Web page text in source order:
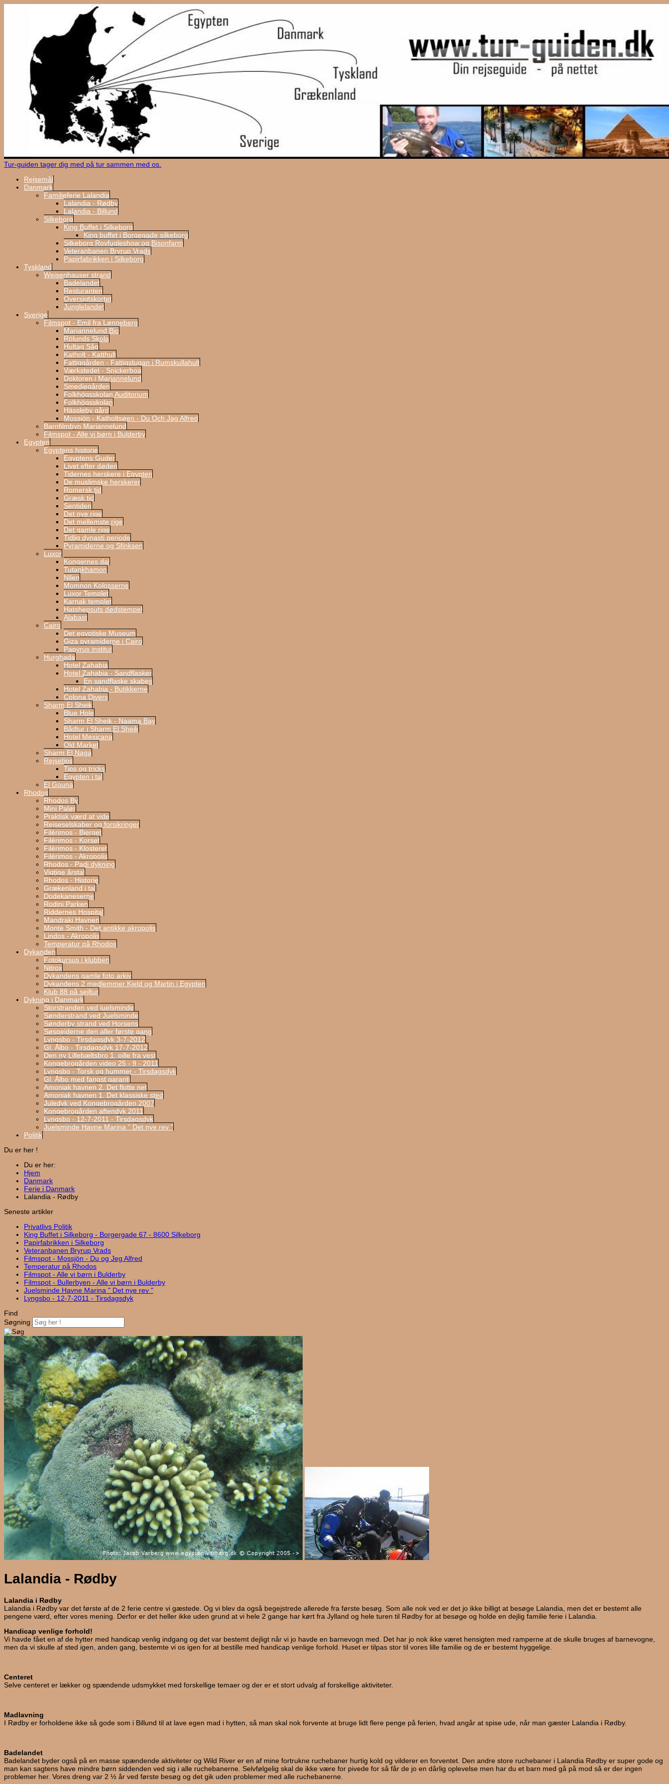
Tur-guiden tager dig med på tur sammen med os.
Rejsemål
Danmark
Familieferie Lalandia
Lalandia - Rødby
Lalandia - Billund
Silkeborg
King Buffet i Silkeborg
King buffet i Borgegade silkeborg
Silkeborg Rovfugleshow og Bisonfarm
Veteranbanen Bryrup Vrads
Papirfabrikken i Silkeborg
Tyskland
Weisenhauser strand
Badelandet
Resturanten
Oversigtskortet
Junglelandet
Sverige
Filmspot - Emil fra Lønneberg
Mariannelund Bio
Rölunds Skola
Hultag Såg
Katholt - Katthult
Fattiggården - Fattigstugan i Rumskullahult
Værkstedet - Snickerboa
Doktoren i Mariannelund
Smedjegården
Folkhögsskolan Auditorium
Folkhögsskolan
Hässleby gård
Mossjön - Katholtsøen - Du Och Jag Alfred
Barnfilmbyn Mariannelund
Filmspot - Alle vi børn i Bulderby
Egypten
Egyptens historie
Egyptens Guder
Livet efter døden
Tidernes herskere i Egypten
De muslimske herskerer
Romersk tid
Græsk tid
Sentiden
Det nye rige
Det mellemste rige
Det gamle rige
Tidlig dynasti periode
Pyramiderne og Sfinksen
Luxor
Kongernes dal
Tutankhamon
Nilen
Momnon Kolosserne
Luxor Templet
Karnak templet
Hatshepsuts dødstempel
Alabast
Cairo
Det egyptiske Museum
Giza pyramiderne i Cairo
Papyrus institut
Hurghada
Hotel Zahabia
Hotel Zahabia - Sandflasker
En sandflaske skabes
Hotel Zahabia - Butikkerne
Colona Divers
Sharm El Sheik
Blue Hole
Sharm El Sheik - Naama Bay
Bådtur i Sharm El Sheik
Hotel Mexicana
Old Market
Sharm El Naga
Rejsetips
Tips og tricks
Egypten i tal
El Gouna
Rhodos
Rhodos By
Mini Palør
Praktisk værd at vide
Rejseselskaber og forsikringer
Filérimos - Bjerget
Filérimos - Korset
Filérimos - Klosteret
Filérimos - Akropolis
Rhodos - Padi dykning
Vigtige årstal
Rhodos - Historie
Grækenland i tal
Dodekaneserne
Rodini Parken
Riddernes Hospital
Mandraki Havnen
Monte Smith - Det antikke akropolis
Lindos - Akropolis
Temperatur på Rhodos
Dykanden
Fotokursus i klubben
Nitrox
Dykandens gamle foto arkiv
Dykandens 2 medlemmer Kjeld og Martin i Egypten
Klub 88 på sejltur
Dykning i Danmark
Storstranden ved juelsminde
Sønderstrand ved Juelsminde
Sønderby strand ved Horsens
Søspejderne den aller første gang
Lyngsbo - Tirsdagsdyk 3-7-2012
Gl. Ålbo - Tirsdagsdyk 17-7-2012
Den ny Lillebæltsbro 1. pille fra vest
Kongebrogården video 25 - 9 - 2011
Lyngsbo - Torsk og hummer - Tirsdagsdyk
Gl. Ålbo med fangst garanti
Amoniak havnen 2. Det flotte net
Amoniak havnen 1. Det klassiske sted
Juledyk ved Kongebrogården 2007
Kongebrogården aftendyk 2011
Lyngsbo - 12-7-2011 - Tirsdagsdyk
Juelsminde Havne Marina " Det nye rev "
Politik
Du er her !
Du er her:
Hjem
Danmark
Ferie i Danmark
Lalandia - Rødby
Seneste artikler
Privatlivs Politik
King Buffet i Silkeborg - Borgergade 67 - 8600 Silkeborg
Papirfabrikken i Silkeborg
Veteranbanen Bryrup Vrads
Filmspot - Mossjön - Du og Jeg Alfred
Temperatur på Rhodos
Filmspot - Alle vi børn i Bulderby
Filmspot - Bullerbyen - Alle vi børn i Bulderby
Juelsminde Havne Marina " Det nye rev "
Lyngsbo - 12-7-2011 - Tirsdagsdyk
Find
Søgning
Lalandia - Rødby
Lalandia i Rødby
Lalandia i Rødby var det første af de 2 ferie centre vi gæstede. Og vi blev da også begejstrede allerede fra første besøg. Som alle nok ved er det jo ikke billigt at besøge Lalandia, men det er bestemt alle
pengene værd, efter vores mening. Derfor er det heller ikke uden grund at vi hele 2 gange har kørt fra Jylland og hele turen til Rødby for at besøge og holde en dejlig familie ferie i Lalandia.
Handicap venlige forhold!
Vi havde fået en af de hytter med handicap venlig indgang og det var bestemt dejligt når vi jo havde en barnevogn med. Det har jo nok ikke været hensigten med ramperne at de skulle bruges af barnevogne,
men da vi skulle af sted igen, anden gang, bestemte vi os igen for at bestille med handicap venlige forhold. Huset er tilpas stor til vores lille familie og de er bestemt hyggelige.
Centeret
Selve centeret er lækker og spændende udsmykket med forskellige temaer og der er et stort udvalg af forskellige aktiviteter.
Madlavning
I Rødby er forholdene ikke så gode som i Billund til at lave egen mad i hytten, så man skal nok forvente at bruge lidt flere penge på ferien, hvad angår at spise ude, når man gæster Lalandia i Rødby.
Badelandet
Badelandet byder også på en masse spændende aktiviteter og Wild River er en af mine fortrukne ruchebaner hurtig kold og vilderer en forventet. Den andre store ruchebaner i Lalandia Rødby er super gode og
man kan sagtens have mindre børn siddenden ved sig i alle ruchebanerne. Selvfølgelig skal de ikke være for pivede for så får de jo en dårlig oplevelse men har du et barn med gå på mod så er der ingen
problemer her. Vores dreng var 2 ½ år ved første besøg og det gik uden problemer med alle ruchebanerne.